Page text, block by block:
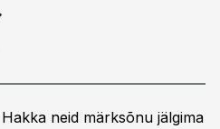
Hakka neid märksõnu jälgima